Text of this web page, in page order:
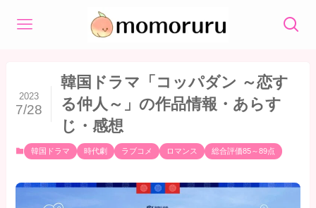
韓国ドラマ「コッパダン ～恋す
る仲人～」の作品情報・あらす
じ・感想
2023
7/28
韓国ドラマ 時代劇 ラブコメ ロマンス 総合評価85～89点